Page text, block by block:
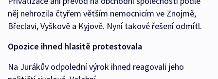
něj nehrozila čtyřem větším nemocnicím ve Znojmě,
Břeclavi, Vyškově a Kyjově. Nyní takové řešení odmítl.
Opozice ihned hlasitě protestovala
Na Jurákův odpolední výrok ihned reagovali jeho